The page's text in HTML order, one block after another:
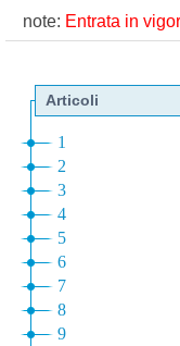
note: Entrata in